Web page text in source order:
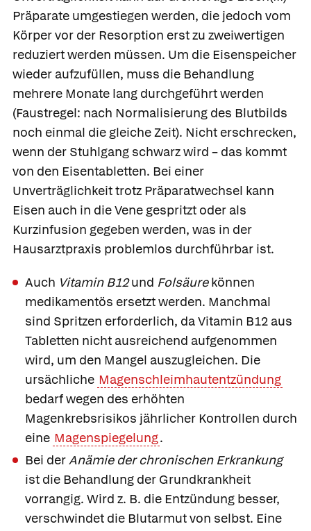
Präparate umgestiegen werden, die jedoch vom
Körper vor der Resorption erst zu zweiwertigen
reduziert werden müssen. Um die Eisenspeicher
wieder aufzufüllen, muss die Behandlung
mehrere Monate lang durchgeführt werden
(Faustregel: nach Normalisierung des Blutbilds
noch einmal die gleiche Zeit). Nicht erschrecken,
wenn der Stuhlgang schwarz wird – das kommt
von den Eisentabletten. Bei einer
Unverträglichkeit trotz Präparatwechsel kann
Eisen auch in die Vene gespritzt oder als
Kurzinfusion gegeben werden, was in der
Hausarztpraxis problemlos durchführbar ist.
Auch Vitamin B12und Folsäurekönnen
medikamentös ersetzt werden. Manchmal
sind Spritzen erforderlich, da Vitamin B12 aus
Tabletten nicht ausreichend aufgenommen
wird, um den Mangel auszugleichen. Die
ursächliche Magenschleimhautentzündung
bedarf wegen des erhöhten
Magenkrebsrisikos jährlicher Kontrollen durch
eine Magenspiegelung.
Bei derAnämie der chronischen Erkrankung
ist die Behandlung der Grundkrankheit
vorrangig. Wird z. B. die Entzündung besser,
verschwindet die Blutarmut von selbst. Eine